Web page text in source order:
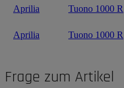
Aprilia Tuono 1000 R
Aprilia Tuono 1000 R
Frage zum Artikel